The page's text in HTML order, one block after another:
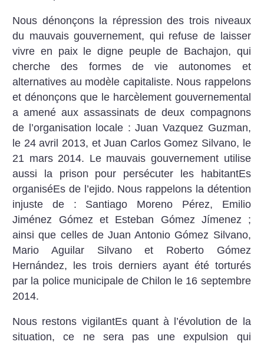
Nous dénonçons la répression des trois niveaux
du mauvais gouvernement, qui refuse de laisser
vivre en paix le digne peuple de Bachajon, qui
cherche des formes de vie autonomes et
alternatives au modèle capitaliste. Nous rappelons
et dénonçons que le harcèlement gouvernemental
a amené aux assassinats de deux compagnons
de l’organisation locale : Juan Vazquez Guzman,
le 24 avril 2013, et Juan Carlos Gomez Silvano, le
21 mars 2014. Le mauvais gouvernement utilise
aussi la prison pour persécuter les habitantEs
organiséEs de l’ejido. Nous rappelons la détention
injuste de : Santiago Moreno Pérez, Emilio
Jiménez Gómez et Esteban Gómez Jímenez
;
ainsi que celles de Juan Antonio Gómez Silvano,
Mario Aguilar Silvano et Roberto Gómez
Hernández, les trois derniers ayant été torturés
par la police municipale de Chilon le 16 septembre
2014.
Nous restons vigilantEs quant à l’évolution de la
situation, ce ne sera pas une expulsion qui